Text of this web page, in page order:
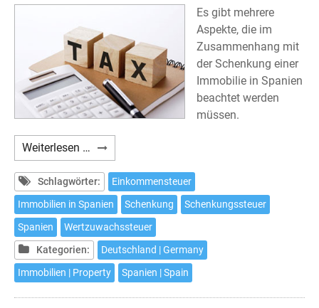
Es gibt mehrere
Aspekte, die im
Zusammenhang mit
der Schenkung einer
Immobilie in Spanien
beachtet werden
müssen.
Weiterlesen … Schenkung
einer
Immobilie
in
Spanien
und
deren
steuerliche
Auswirkungen
Schlagwörter:
Einkommensteuer
Immobilien in Spanien
Schenkung
Schenkungssteuer
Spanien
Wertzuwachssteuer
Kategorien:
Deutschland | Germany
Immobilien | Property
Spanien | Spain